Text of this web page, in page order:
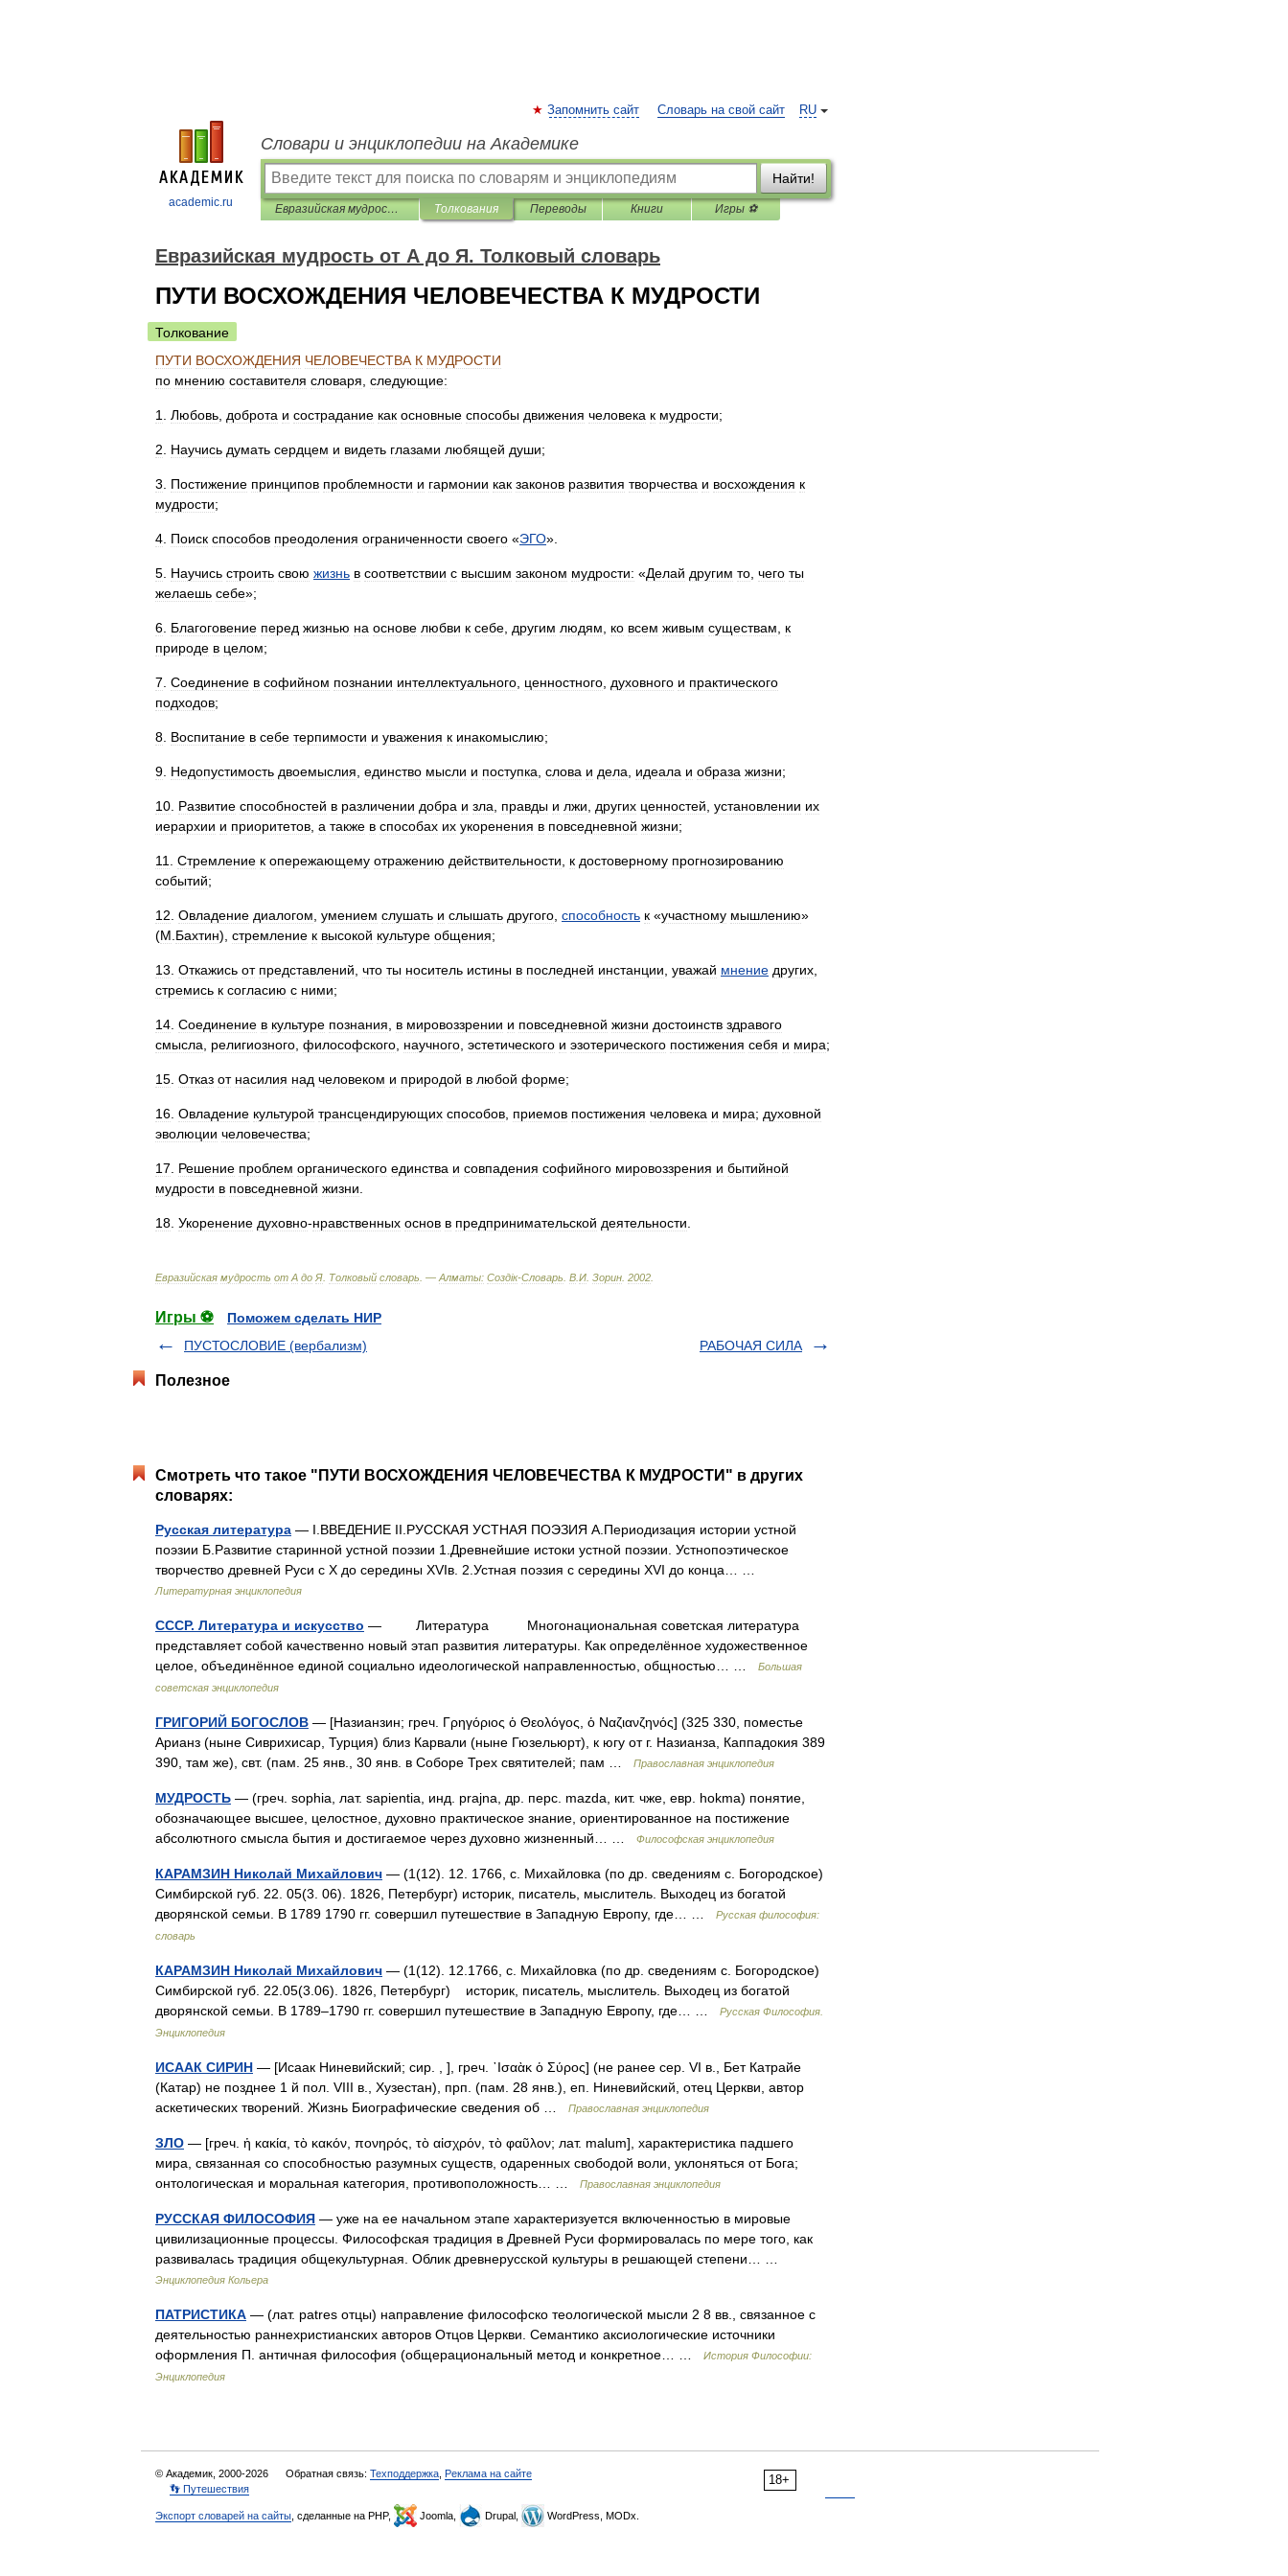
academic.ru
RU
Запомнить сайт Словарь на свой сайт
Словари и энциклопедии на Академике
Найти!
Евразийская мудрость от А до Я. Толковый словарь Толкования Переводы Книги Игры ⚽
Евразийская мудрость от А до Я. Толковый словарь
ПУТИ ВОСХОЖДЕНИЯ ЧЕЛОВЕЧЕСТВА К МУДРОСТИ
Толкование
ПУТИ ВОСХОЖДЕНИЯ ЧЕЛОВЕЧЕСТВА К МУДРОСТИ
по мнению составителя словаря следующие:
1 Любовь доброта и сострадание как основные способы движения человека к мудрости;
2 Научись думать сердцем и видеть глазами любящей души;
3 Постижение принципов проблемности и гармонии как законов развития творчества и восхождения к
мудрости;
4 Поиск способов преодоления ограниченности своего «ЭГО».
5 Научись строить свою жизнь в соответствии с высшим законом мудрости: «Делай другим то чего ты
желаешь себе»;
6 Благоговение перед жизнью на основе любви к себе другим людям ко всем живым существам
к
природе в целом;
7 Соединение в софийном познании интеллектуального ценностного духовного и практического
подходов;
8 Воспитание в себе терпимости и уважения к инакомыслию;
9 Недопустимость двоемыслия единство мысли и поступка слова и дела идеала и образа жизни;
10 Развитие способностей в различении добра и зла правды и лжи других ценностей установлении их
иерархии и приоритетов а также в способах их укоренения в повседневной жизни;
11 Стремление к опережающему отражению действительности к достоверному прогнозированию
событий;
12 Овладение диалогом умением слушать и слышать другого способность к «участному мышлению»
(М Бахтин), стремление к высокой культуре общения;
13 Откажись от представлений что ты носитель истины в последней инстанции уважай мнение других
стремись к согласию с ними;
14 Соединение в культуре познания в мировоззрении и повседневной жизни достоинств здравого
смысла
религиозного философского научного эстетического и эзотерического постижения себя и мира;
15 Отказ от насилия над человеком и природой в любой форме;
16 Овладение культурой трансцендирующих способов приемов постижения человека и мира; духовной
эволюции человечества;
17 Решение проблем органического единства и совпадения софийного мировоззрения и бытийной
мудрости в повседневной жизни
18 Укоренение духовно-нравственных основ в предпринимательской деятельности
Евразийская мудрость от А до Я Толковый словарь . — Алматы: Создiк-Словарь В И Зорин 2002
Игры ⚽
Поможем сделать НИР
ПУСТОСЛОВИЕ (вербализм)
РАБОЧАЯ СИЛА
Полезное
Смотреть что такое "ПУТИ ВОСХОЖДЕНИЯ ЧЕЛОВЕЧЕСТВА К МУДРОСТИ" в других
словарях:
Русская литература — I.ВВЕДЕНИЕ II.РУССКАЯ УСТНАЯ ПОЭЗИЯ А.Периодизация истории устной
поэзии Б.Развитие старинной устной поэзии 1.Древнейшие истоки устной поэзии. Устнопоэтическое
творчество древней Руси с X до середины XVIв. 2.Устная поэзия с середины XVI до конца… …
Литературная энциклопедия
СССР. Литература и искусство — Литература Многонациональная советская литература
представляет собой качественно новый этап развития литературы. Как определённое художественное
целое, объединённое единой социально идеологической направленностью, общностью… …
Большая
советская энциклопедия
ГРИГОРИЙ БОГОСЛОВ — [Назианзин; греч. Γρηγόριος ὁ Θεολόγος, ὁ Ναζιανζηνός] (325 330, поместье
Арианз (ныне Сиврихисар, Турция) близ Карвали (ныне Гюзельюрт), к югу от г. Назианза, Каппадокия 389
390, там же), свт. (пам. 25 янв., 30 янв. в Соборе Трех святителей; пам …
Православная энциклопедия
МУДРОСТЬ — (греч. sophia, лат. sapientia, инд. prajna, др. перс. mazda, кит. чже, евр. hokma) понятие,
обозначающее высшее, целостное, духовно практическое знание, ориентированное на постижение
абсолютного смысла бытия и достигаемое через духовно жизненный… …
Философская энциклопедия
КАРАМЗИН Николай Михайлович — (1(12). 12. 1766, с. Михайловка (по др. сведениям с. Богородское)
Симбирской губ. 22. 05(3. 06). 1826, Петербург) историк, писатель, мыслитель. Выходец из богатой
дворянской семьи. В 1789 1790 гг. совершил путешествие в Западную Европу, где… …
Русская философия:
словарь
КАРАМЗИН Николай Михайлович — (1(12). 12.1766, с. Михайловка (по др. сведениям с. Богородское)
Симбирской губ. 22.05(3.06). 1826, Петербург) историк, писатель, мыслитель. Выходец из богатой
дворянской семьи. В 1789–1790 гг. совершил путешествие в Западную Европу, где… …
Русская Философия.
Энциклопедия
ИСААК СИРИН — [Исаак Ниневийский; сир. , ], греч. ᾿Ισαὰκ ὁ Σύρος] (не ранее сер. VI в., Бет Катрайе
(Катар) не позднее 1 й пол. VIII в., Хузестан), прп. (пам. 28 янв.), еп. Ниневийский, отец Церкви, автор
аскетических творений. Жизнь Биографические сведения об …
Православная энциклопедия
ЗЛО — [греч. ἡ κακία, τὸ κακόν, πονηρός, τὸ αἰσχρόν, τὸ φαῦλον; лат. malum], характеристика падшего
мира, связанная со способностью разумных существ, одаренных свободой воли, уклоняться от Бога;
онтологическая и моральная категория, противоположность… …
Православная энциклопедия
РУССКАЯ ФИЛОСОФИЯ — уже на ее начальном этапе характеризуется включенностью в мировые
цивилизационные процессы. Философская традиция в Древней Руси формировалась по мере того, как
развивалась традиция общекультурная. Облик древнерусской культуры в решающей степени… …
Энциклопедия Кольера
ПАТРИСТИКА — (лат. patres отцы) направление философско теологической мысли 2 8 вв., связанное с
деятельностью раннехристианских авторов Отцов Церкви. Семантико аксиологические источники
оформления П. античная философия (общерациональный метод и конкретное… …
История Философии:
Энциклопедия
18+
© Академик, 2000-2026 Обратная связь: Техподдержка Реклама на сайте
👣 Путешествия
Экспорт словарей на сайты , сделанные на PHP, Joomla, Drupal, WordPress, MODx.